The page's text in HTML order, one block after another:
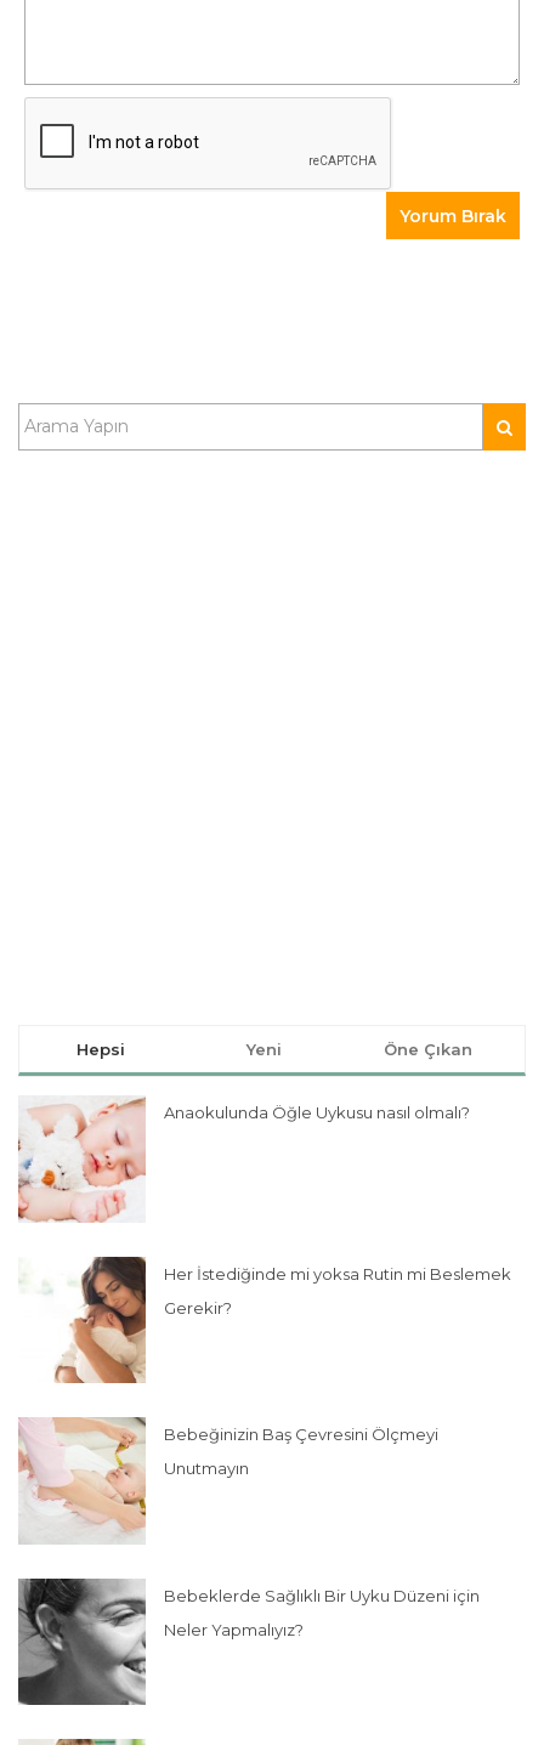
Hepsi Yeni Öne Çıkan
Anaokulunda Öğle Uykusu nasıl olmalı?
Her İstediğinde mi yoksa Rutin mi Beslemek
Gerekir?
Bebeğinizin Baş Çevresini Ölçmeyi
Unutmayın
Bebeklerde Sağlıklı Bir Uyku Düzeni için
Neler Yapmalıyız?